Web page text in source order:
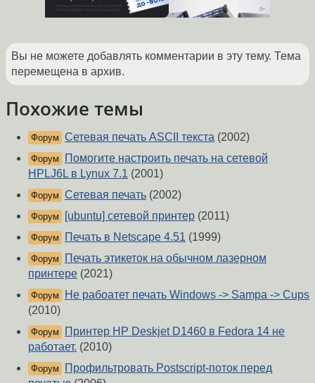
Вы не можете добавлять комментарии в эту тему. Тема
перемещена в архив.
Похожие темы
Форум Сетевая печать ASCII текста (2002)
Форум
Помогите настроить печать на сетевой
HPLJ6L в Lynux 7.1 (2001)
Форум Сетевая печать (2002)
Форум [ubuntu] сетевой принтер (2011)
Форум Печать в Netscape 4.51 (1999)
Форум
Печать этикеток на обычном лазерном
принтере (2021)
Форум
Не рабоатет печать Windows -> Sampa -> Cups
(2010)
Форум
Принтер HP Deskjet D1460 в Fedora 14 не
работает. (2010)
Форум
Профильтровать Postscript-поток перед